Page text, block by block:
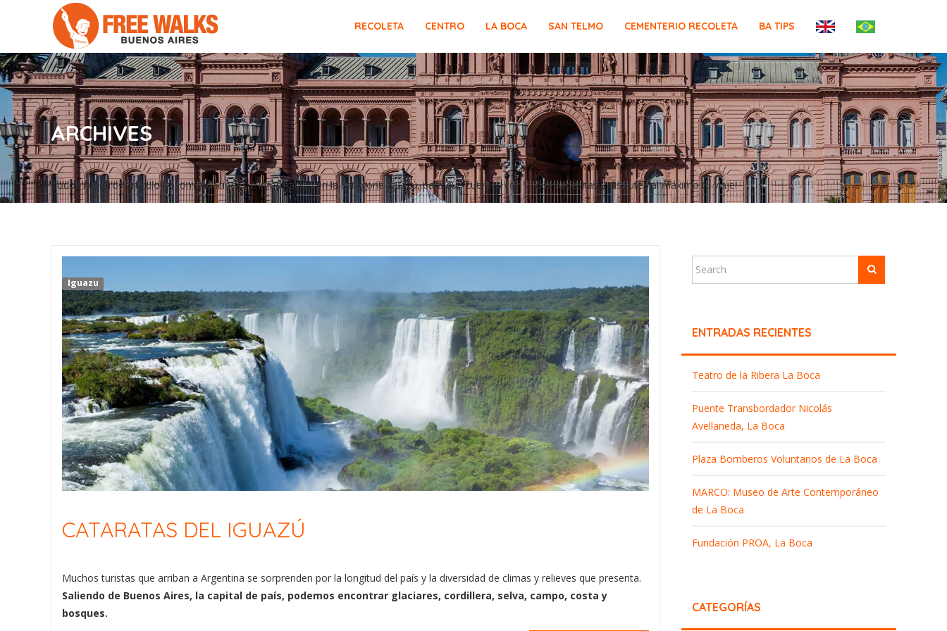
RECOLETA CENTRO LA BOCA SAN TELMO CEMENTERIO RECOLETA BA TIPS
ARCHIVES
Todos nuestros artículo, recomendaciones e información en la categoría Iguazú, para que cuentes con lo que necesitas y disfrutes al máximo tu viaje!
Iguazu
CATARATAS DEL IGUAZÚ
Muchos turistas que arriban a Argentina se sorprenden por la longitud del país y la diversidad de climas y relieves que presenta.
Saliendo de Buenos Aires, la capital de país, podemos encontrar glaciares, cordillera, selva, campo, costa y
bosques.
ENTRADAS RECIENTES
Teatro de la Ribera La Boca
Puente Transbordador Nicolás
Avellaneda, La Boca
Plaza Bomberos Voluntarios de La Boca
MARCO: Museo de Arte Contemporáneo
de La Boca
Fundación PROA, La Boca
CATEGORÍAS